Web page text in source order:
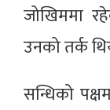
जोखिममा
उनको तर्क
सन्धिको